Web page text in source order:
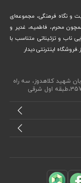
و نگاه فرهنگی، مجموعه‌ای
محرم، فاطمیه، غدیر و
ناب و تزئیناتی متناسب با
اینترنتی دیدار
شهید کلاهدوز، سه راه